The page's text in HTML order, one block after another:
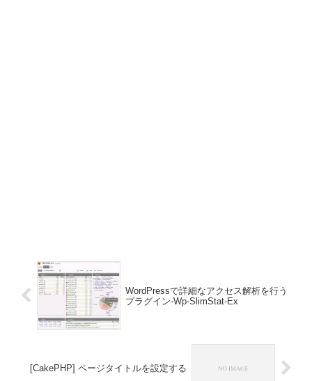
WordPressで詳細なアクセス解析を行う
プラグイン-Wp-SlimStat-Ex
[CakePHP] ページタイトルを設定する